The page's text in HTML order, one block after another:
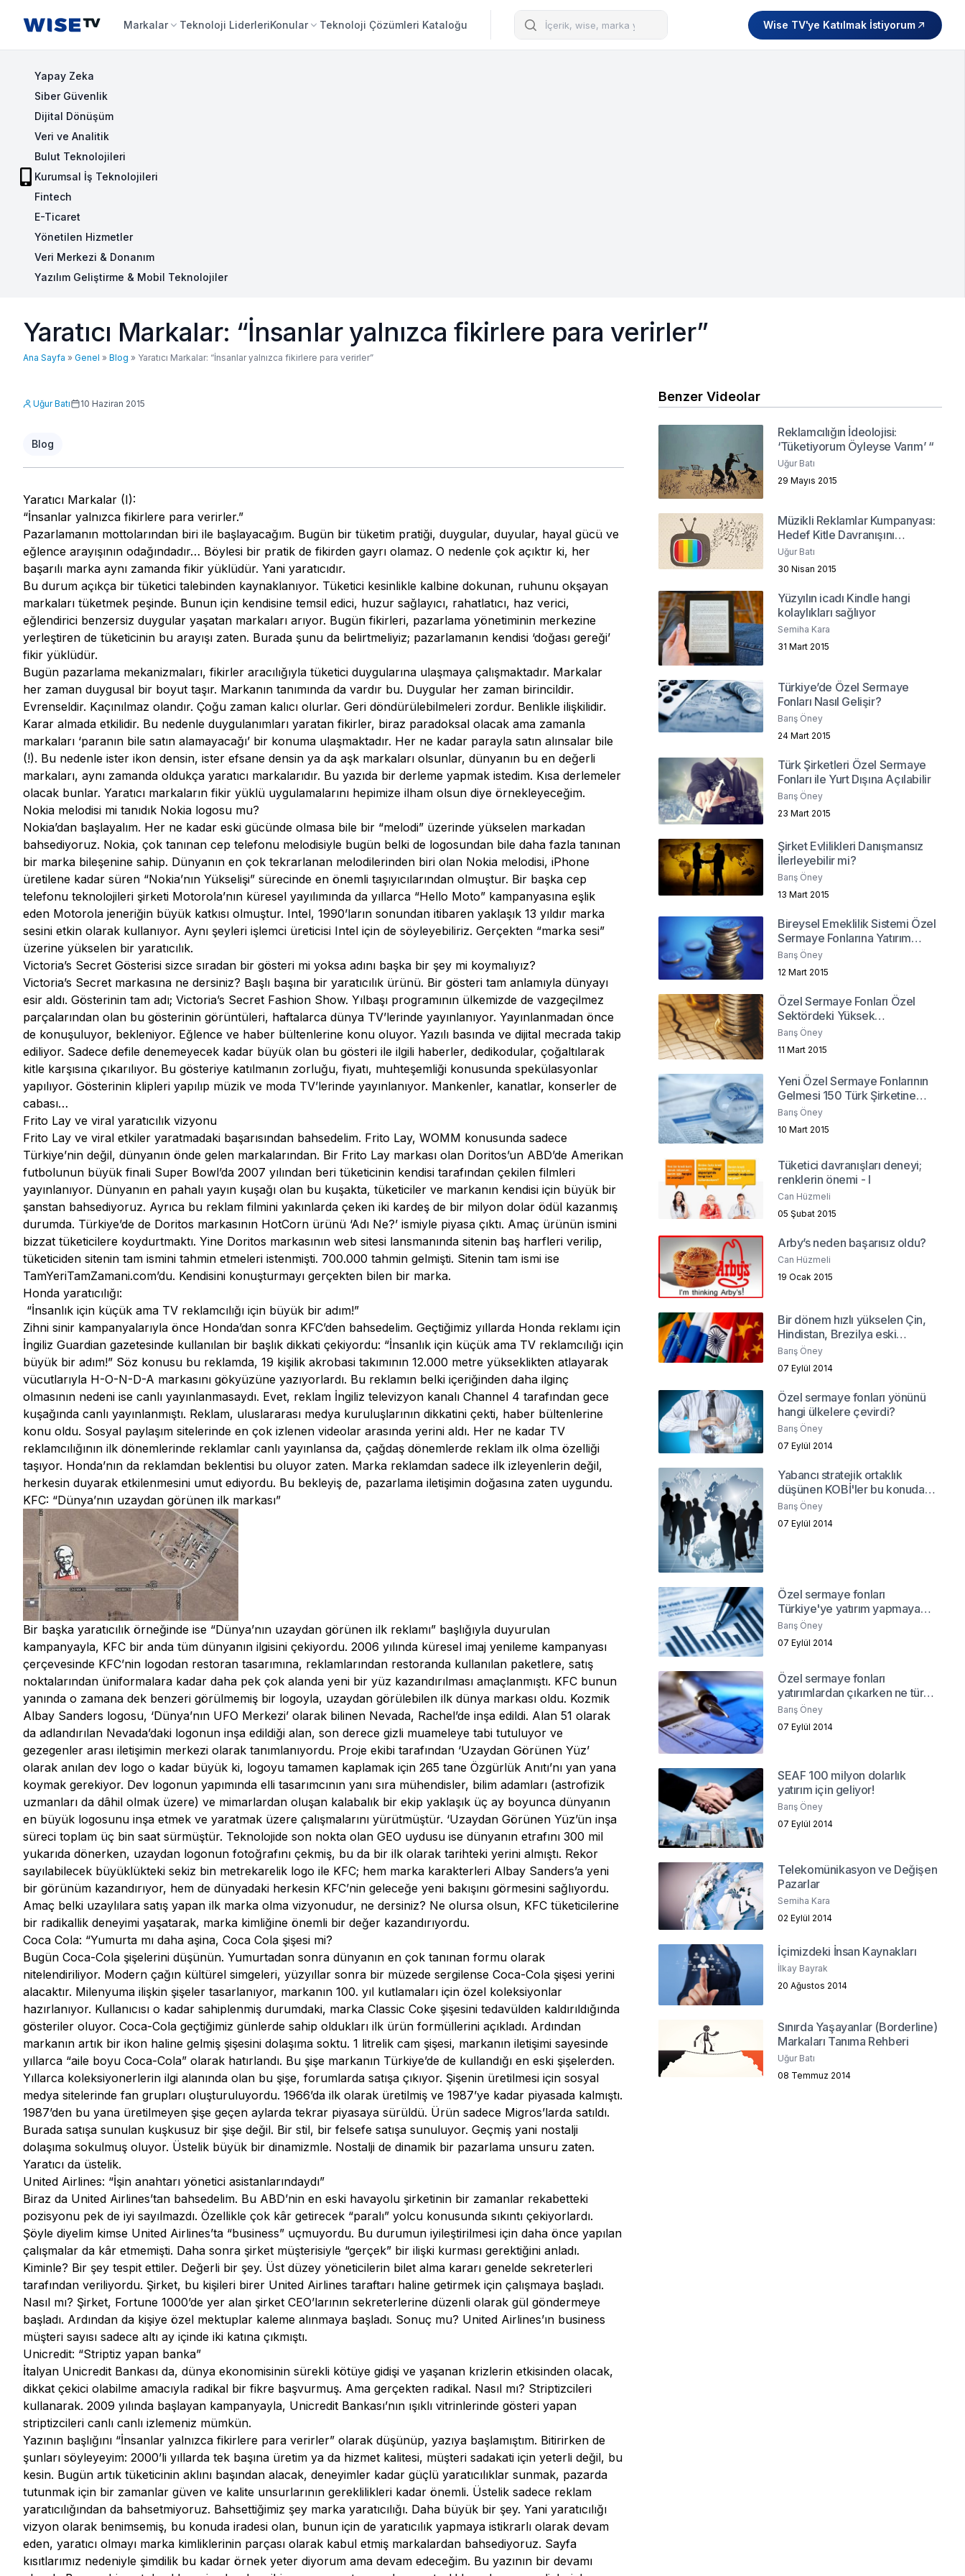
Wise TV Markalar Teknoloji LiderleriKonular Teknoloji Çözümleri Kataloğu Arama Wise TV'ye Katılmak İstiyorum
Yapay Zeka
Siber Güvenlik
Dijital Dönüşüm
Veri ve Analitik
Bulut Teknolojileri
Kurumsal İş Teknolojileri
Fintech
E-Ticaret
Yönetilen Hizmetler
Veri Merkezi & Donanım
Yazılım Geliştirme & Mobil Teknolojiler
Yaratıcı Markalar: “İnsanlar yalnızca fikirlere para verirler”
Ana Sayfa » Genel » Blog » Yaratıcı Markalar: “İnsanlar yalnızca fikirlere para verirler”
Uğur Batı 10 Haziran 2015
Blog
Yaratıcı Markalar (I):
“İnsanlar yalnızca fikirlere para verirler.”
Pazarlamanın mottolarından biri ile başlayacağım. Bugün bir tüketim pratiği, duygular, duyular, hayal gücü ve
eğlence arayışının odağındadır… Böylesi bir pratik de fikirden gayrı olamaz. O nedenle çok açıktır ki, her
başarılı marka aynı zamanda fikir yüklüdür. Yani yaratıcıdır.
Bu durum açıkça bir tüketici talebinden kaynaklanıyor. Tüketici kesinlikle kalbine dokunan, ruhunu okşayan
markaları tüketmek peşinde. Bunun için kendisine temsil edici, huzur sağlayıcı, rahatlatıcı, haz verici,
eğlendirici benzersiz duygular yaşatan markaları arıyor. Bugün fikirleri, pazarlama yönetiminin merkezine
yerleştiren de tüketicinin bu arayışı zaten. Burada şunu da belirtmeliyiz; pazarlamanın kendisi ‘doğası gereği’
fikir yüklüdür.
Bugün pazarlama mekanizmaları, fikirler aracılığıyla tüketici duygularına ulaşmaya çalışmaktadır. Markalar
her zaman duygusal bir boyut taşır. Markanın tanımında da vardır bu. Duygular her zaman birincildir.
Evrenseldir. Kaçınılmaz olandır. Çoğu zaman kalıcı olurlar. Geri döndürülebilmeleri zordur. Benlikle ilişkilidir.
Karar almada etkilidir. Bu nedenle duygulanımları yaratan fikirler, biraz paradoksal olacak ama zamanla
markaları ‘paranın bile satın alamayacağı’ bir konuma ulaşmaktadır. Her ne kadar parayla satın alınsalar bile
(!). Bu nedenle ister ikon densin, ister efsane densin ya da aşk markaları olsunlar, dünyanın bu en değerli
markaları, aynı zamanda oldukça yaratıcı markalarıdır. Bu yazıda bir derleme yapmak istedim. Kısa derlemeler
olacak bunlar. Yaratıcı markaların fikir yüklü uygulamalarını hepimize ilham olsun diye örnekleyeceğim.
Nokia melodisi mi tanıdık Nokia logosu mu?
Nokia’dan başlayalım. Her ne kadar eski gücünde olmasa bile bir “melodi” üzerinde yükselen markadan
bahsediyoruz. Nokia, çok tanınan cep telefonu melodisiyle bugün belki de logosundan bile daha fazla tanınan
bir marka bileşenine sahip. Dünyanın en çok tekrarlanan melodilerinden biri olan Nokia melodisi, iPhone
üretilene kadar süren “Nokia’nın Yükselişi” sürecinde en önemli taşıyıcılarından olmuştur. Bir başka cep
telefonu teknolojileri şirketi Motorola’nın küresel yayılımında da yıllarca “Hello Moto” kampanyasına eşlik
eden Motorola jeneriğin büyük katkısı olmuştur. Intel, 1990’ların sonundan itibaren yaklaşık 13 yıldır marka
sesini etkin olarak kullanıyor. Aynı şeyleri işlemci üreticisi Intel için de söyleyebiliriz. Gerçekten “marka sesi”
üzerine yükselen bir yaratıcılık.
Victoria’s Secret Gösterisi sizce sıradan bir gösteri mi yoksa adını başka bir şey mi koymalıyız?
Victoria’s Secret markasına ne dersiniz? Başlı başına bir yaratıcılık ürünü. Bir gösteri tam anlamıyla dünyayı
esir aldı. Gösterinin tam adı; Victoria’s Secret Fashion Show. Yılbaşı programının ülkemizde de vazgeçilmez
parçalarından olan bu gösterinin görüntüleri, haftalarca dünya TV’lerinde yayınlanıyor. Yayınlanmadan önce
de konuşuluyor, bekleniyor. Eğlence ve haber bültenlerine konu oluyor. Yazılı basında ve dijital mecrada takip
ediliyor. Sadece defile denemeyecek kadar büyük olan bu gösteri ile ilgili haberler, dedikodular, çoğaltılarak
kitle karşısına çıkarılıyor. Bu gösteriye katılmanın zorluğu, fiyatı, muhteşemliği konusunda spekülasyonlar
yapılıyor. Gösterinin klipleri yapılıp müzik ve moda TV’lerinde yayınlanıyor. Mankenler, kanatlar, konserler de
cabası…
Frito Lay ve viral yaratıcılık vizyonu
Frito Lay ve viral etkiler yaratmadaki başarısından bahsedelim. Frito Lay, WOMM konusunda sadece
Türkiye’nin değil, dünyanın önde gelen markalarından. Bir Frito Lay markası olan Doritos’un ABD’de Amerikan
futbolunun büyük finali Super Bowl’da 2007 yılından beri tüketicinin kendisi tarafından çekilen filmleri
yayınlanıyor. Dünyanın en pahalı yayın kuşağı olan bu kuşakta, tüketiciler ve markanın kendisi için büyük bir
şanstan bahsediyoruz. Ayrıca bu reklam filmini yakınlarda çeken iki kardeş de bir milyon dolar ödül kazanmış
durumda. Türkiye’de de Doritos markasının HotCorn ürünü ‘Adı Ne?’ ismiyle piyasa çıktı. Amaç ürünün ismini
bizzat tüketicilere koydurtmaktı. Yine Doritos markasının web sitesi lansmanında sitenin baş harfleri verilip,
tüketiciden sitenin tam ismini tahmin etmeleri istenmişti. 700.000 tahmin gelmişti. Sitenin tam ismi ise
TamYeriTamZamani.com’du. Kendisini konuşturmayı gerçekten bilen bir marka.
Honda yaratıcılığı:
“İnsanlık için küçük ama TV reklamcılığı için büyük bir adım!”
Zihni sinir kampanyalarıyla önce Honda’dan sonra KFC’den bahsedelim. Geçtiğimiz yıllarda Honda reklamı için
İngiliz Guardian gazetesinde kullanılan bir başlık dikkati çekiyordu: “İnsanlık için küçük ama TV reklamcılığı için
büyük bir adım!” Söz konusu bu reklamda, 19 kişilik akrobasi takımının 12.000 metre yükseklikten atlayarak
vücutlarıyla H-O-N-D-A markasını gökyüzüne yazıyorlardı. Bu reklamın belki içeriğinden daha ilginç
olmasının nedeni ise canlı yayınlanmasaydı. Evet, reklam İngiliz televizyon kanalı Channel 4 tarafından gece
kuşağında canlı yayınlanmıştı. Reklam, uluslararası medya kuruluşlarının dikkatini çekti, haber bültenlerine
konu oldu. Sosyal paylaşım sitelerinde en çok izlenen videolar arasında yerini aldı. Her ne kadar TV
reklamcılığının ilk dönemlerinde reklamlar canlı yayınlansa da, çağdaş dönemlerde reklam ilk olma özelliği
taşıyor. Honda’nın da reklamdan beklentisi bu oluyor zaten. Marka reklamdan sadece ilk izleyenlerin değil,
herkesin duyarak etkilenmesini umut ediyordu. Bu bekleyiş de, pazarlama iletişimin doğasına zaten uygundu.
KFC: “Dünya’nın uzaydan görünen ilk markası”
Bir başka yaratıcılık örneğinde ise “Dünya’nın uzaydan görünen ilk reklamı” başlığıyla duyurulan
kampanyayla, KFC bir anda tüm dünyanın ilgisini çekiyordu. 2006 yılında küresel imaj yenileme kampanyası
çerçevesinde KFC’nin logodan restoran tasarımına, reklamlarından restoranda kullanılan paketlere, satış
noktalarından üniformalara kadar daha pek çok alanda yeni bir yüz kazandırılması amaçlanmıştı. KFC bunun
yanında o zamana dek benzeri görülmemiş bir logoyla, uzaydan görülebilen ilk dünya markası oldu. Kozmik
Albay Sanders logosu, ‘Dünya’nın UFO Merkezi’ olarak bilinen Nevada, Rachel’de inşa edildi. Alan 51 olarak
da adlandırılan Nevada’daki logonun inşa edildiği alan, son derece gizli muameleye tabi tutuluyor ve
gezegenler arası iletişimin merkezi olarak tanımlanıyordu. Proje ekibi tarafından ‘Uzaydan Görünen Yüz’
olarak anılan dev logo o kadar büyük ki, logoyu tamamen kaplamak için 265 tane Özgürlük Anıtı’nı yan yana
koymak gerekiyor. Dev logonun yapımında elli tasarımcının yanı sıra mühendisler, bilim adamları (astrofizik
uzmanları da dâhil olmak üzere) ve mimarlardan oluşan kalabalık bir ekip yaklaşık üç ay boyunca dünyanın
en büyük logosunu inşa etmek ve yaratmak üzere çalışmalarını yürütmüştür. ‘Uzaydan Görünen Yüz’ün inşa
süreci toplam üç bin saat sürmüştür. Teknolojide son nokta olan GEO uydusu ise dünyanın etrafını 300 mil
yukarıda dönerken, uzaydan logonun fotoğrafını çekmiş, bu da bir ilk olarak tarihteki yerini almıştı. Rekor
sayılabilecek büyüklükteki sekiz bin metrekarelik logo ile KFC; hem marka karakterleri Albay Sanders’a yeni
bir görünüm kazandırıyor, hem de dünyadaki herkesin KFC’nin geleceğe yeni bakışını görmesini sağlıyordu.
Amaç belki uzaylılara satış yapan ilk marka olma vizyonudur, ne dersiniz? Ne olursa olsun, KFC tüketicilerine
bir radikallik deneyimi yaşatarak, marka kimliğine önemli bir değer kazandırıyordu.
Coca Cola: “Yumurta mı daha aşina, Coca Cola şişesi mi?
Bugün Coca-Cola şişelerini düşünün. Yumurtadan sonra dünyanın en çok tanınan formu olarak
nitelendiriliyor. Modern çağın kültürel simgeleri, yüzyıllar sonra bir müzede sergilense Coca-Cola şişesi yerini
alacaktır. Milenyuma ilişkin şişeler tasarlanıyor, markanın 100. yıl kutlamaları için özel koleksiyonlar
hazırlanıyor. Kullanıcısı o kadar sahiplenmiş durumdaki, marka Classic Coke şişesini tedavülden kaldırıldığında
gösteriler oluyor. Coca-Cola geçtiğimiz günlerde sahip oldukları ilk ürün formüllerini açıkladı. Ardından
markanın artık bir ikon haline gelmiş şişesini dolaşıma soktu. 1 litrelik cam şişesi, markanın iletişimi sayesinde
yıllarca “aile boyu Coca-Cola” olarak hatırlandı. Bu şişe markanın Türkiye’de de kullandığı en eski şişelerden.
Yıllarca koleksiyonerlerin ilgi alanında olan bu şişe, forumlarda satışa çıkıyor. Şişenin üretilmesi için sosyal
medya sitelerinde fan grupları oluşturuluyordu. 1966’da ilk olarak üretilmiş ve 1987’ye kadar piyasada kalmıştı.
1987’den bu yana üretilmeyen şişe geçen aylarda tekrar piyasaya sürüldü. Ürün sadece Migros’larda satıldı.
Burada satışa sunulan kuşkusuz bir şişe değil. Bir stil, bir felsefe satışa sunuluyor. Geçmiş yani nostalji
dolaşıma sokulmuş oluyor. Üstelik büyük bir dinamizmle. Nostalji de dinamik bir pazarlama unsuru zaten.
Yaratıcı da üstelik.
United Airlines: “İşin anahtarı yönetici asistanlarındaydı”
Biraz da United Airlines’tan bahsedelim. Bu ABD’nin en eski havayolu şirketinin bir zamanlar rekabetteki
pozisyonu pek de iyi sayılmazdı. Özellikle çok kâr getirecek “paralı” yolcu konusunda sıkıntı çekiyorlardı.
Şöyle diyelim kimse United Airlines’ta “business” uçmuyordu. Bu durumun iyileştirilmesi için daha önce yapılan
çalışmalar da kâr etmemişti. Daha sonra şirket müşterisiyle “gerçek” bir ilişki kurması gerektiğini anladı.
Kiminle? Bir şey tespit ettiler. Değerli bir şey. Üst düzey yöneticilerin bilet alma kararı genelde sekreterleri
tarafından veriliyordu. Şirket, bu kişileri birer United Airlines taraftarı haline getirmek için çalışmaya başladı.
Nasıl mı? Şirket, Fortune 1000’de yer alan şirket CEO’larının sekreterlerine düzenli olarak gül göndermeye
başladı. Ardından da kişiye özel mektuplar kaleme alınmaya başladı. Sonuç mu? United Airlines’ın business
müşteri sayısı sadece altı ay içinde iki katına çıkmıştı.
Unicredit: “Striptiz yapan banka”
İtalyan Unicredit Bankası da, dünya ekonomisinin sürekli kötüye gidişi ve yaşanan krizlerin etkisinden olacak,
dikkat çekici olabilme amacıyla radikal bir fikre başvurmuş. Ama gerçekten radikal. Nasıl mı? Striptizcileri
kullanarak. 2009 yılında başlayan kampanyayla, Unicredit Bankası’nın ışıklı vitrinlerinde gösteri yapan
striptizcileri canlı canlı izlemeniz mümkün.
Yazının başlığını “İnsanlar yalnızca fikirlere para verirler” olarak düşünüp, yazıya başlamıştım. Bitirirken de
şunları söyleyeyim: 2000’li yıllarda tek başına üretim ya da hizmet kalitesi, müşteri sadakati için yeterli değil, bu
kesin. Bugün artık tüketicinin aklını başından alacak, deneyimler kadar güçlü yaratıcılıklar sunmak, pazarda
tutunmak için bir zamanlar güven ve kalite unsurlarının gereklilikleri kadar önemli. Üstelik sadece reklam
yaratıcılığından da bahsetmiyoruz. Bahsettiğimiz şey marka yaratıcılığı. Daha büyük bir şey. Yani yaratıcılığı
vizyon olarak benimsemiş, bu konuda iradesi olan, bunun için de yaratıcılık yapmaya istikrarlı olarak devam
eden, yaratıcı olmayı marka kimliklerinin parçası olarak kabul etmiş markalardan bahsediyoruz. Sayfa
kısıtlarımız nedeniyle şimdilik bu kadar örnek yeter diyorum ama devam edeceğim. Bu yazının bir devamı
Benzer Videolar
Reklamcılığın İdeolojisi:
‘Tüketiyorum Öyleyse Varım’ “
Uğur Batı
29 Mayıs 2015
Müzikli Reklamlar Kumpanyası:
Hedef Kitle Davranışını
Etkileyen Bir Unsur Olarak
Markaların Müzikle İlişkisi
Uğur Batı
30 Nisan 2015
Yüzyılın icadı Kindle hangi
kolaylıkları sağlıyor
Semiha Kara
31 Mart 2015
Türkiye’de Özel Sermaye
Fonları Nasıl Gelişir?
Barış Öney
24 Mart 2015
Türk Şirketleri Özel Sermaye
Fonları ile Yurt Dışına Açılabilir
Barış Öney
23 Mart 2015
Şirket Evlilikleri Danışmansız
İlerleyebilir mi?
Barış Öney
13 Mart 2015
Bireysel Emeklilik Sistemi Özel
Sermaye Fonlarına Yatırım
Yapabilmeli
Barış Öney
12 Mart 2015
Özel Sermaye Fonları Özel
Sektördeki Yüksek
Borçlanmaya Çözüm Olabilir
Mi?
Barış Öney
11 Mart 2015
Yeni Özel Sermaye Fonlarının
Gelmesi 150 Türk Şirketine
Bağlı
Barış Öney
10 Mart 2015
Tüketici davranışları deneyi;
renklerin önemi - I
Can Hüzmeli
05 Şubat 2015
Arby’s neden başarısız oldu?
Can Hüzmeli
19 Ocak 2015
Bir dönem hızlı yükselen Çin,
Hindistan, Brezilya eski
cazibesini yitiriyor mu?
Barış Öney
07 Eylül 2014
Özel sermaye fonları yönünü
hangi ülkelere çevirdi?
Barış Öney
07 Eylül 2014
Yabancı stratejik ortaklık
düşünen KOBİ'ler bu konuda
nasıl yol alabilirler?
Barış Öney
07 Eylül 2014
Özel sermaye fonları
Türkiye'ye yatırım yapmaya
devam ediyor! Neden?
Barış Öney
07 Eylül 2014
Özel sermaye fonları
yatırımlardan çıkarken ne tür
sorunlarla karşılaşıyor?
Barış Öney
07 Eylül 2014
SEAF 100 milyon dolarlık
yatırım için geliyor!
Barış Öney
07 Eylül 2014
Telekomünikasyon ve Değişen
Pazarlar
Semiha Kara
02 Eylül 2014
İçimizdeki İnsan Kaynakları
İlkay Bayrak
20 Ağustos 2014
Sınırda Yaşayanlar (Borderline)
Markaları Tanıma Rehberi
Uğur Batı
08 Temmuz 2014